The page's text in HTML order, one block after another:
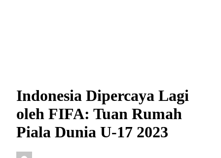
Indonesia Dipercaya Lagi
oleh FIFA: Tuan Rumah
Piala Dunia U-17 2023